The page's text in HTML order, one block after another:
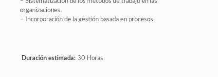
– Sistematización de los métodos de trabajo en las
organizaciones.
– Incorporación de la gestión basada en procesos.
Duración estimada: 30 Horas